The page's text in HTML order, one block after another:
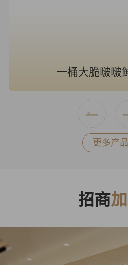
一桶大脆啵啵
更多产品
招商